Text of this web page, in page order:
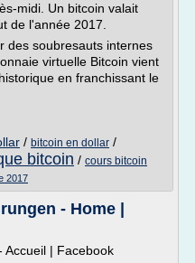
midi. Un bitcoin valait
de l'année 2017.
des soubresauts internes
virtuelle Bitcoin vient
en franchissant le
/ bitcoin en dollar /
bitcoin / cours bitcoin
2017
- Home |
Accueil | Facebook